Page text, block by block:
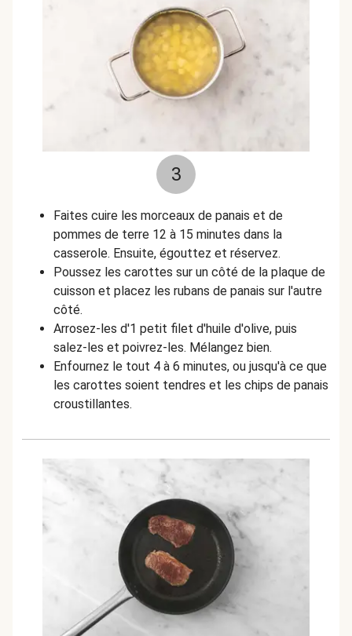
3
Faites cuire les morceaux de panais et de
pommes de terre 12 à 15 minutes dans la
casserole. Ensuite, égouttez et réservez.
Poussez les carottes sur un côté de la plaque de
cuisson et placez les rubans de panais sur l'autre
côté.
Arrosez-les d'1 petit filet d'huile d'olive, puis
salez-les et poivrez-les. Mélangez bien.
Enfournez le tout 4 à 6 minutes, ou jusqu'à ce que
les carottes soient tendres et les chips de panais
croustillantes.